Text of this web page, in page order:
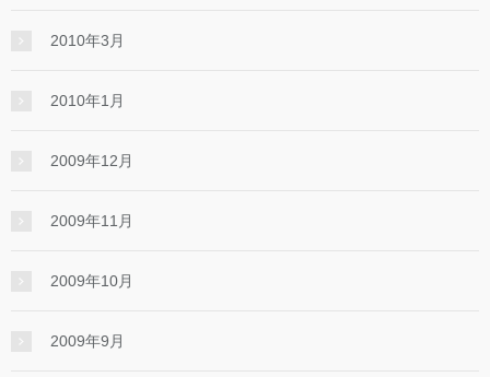
2010年3月
2010年1月
2009年12月
2009年11月
2009年10月
2009年9月